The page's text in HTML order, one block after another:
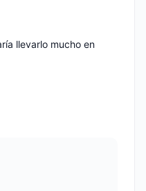
llevarlo mucho en